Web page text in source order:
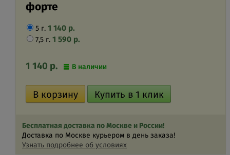
форте
5 г. 1 140 р.
7,5 г. 1 590 р.
1 140 р. В наличии
Бесплатная доставка по Москве и России!
Доставка по Москве курьером в день заказа!
Узнать подробнее об условиях